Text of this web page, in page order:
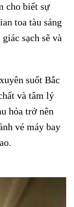
cho biết sự
toa tàu sáng
sạch sẽ và
suốt Bắc
và tâm lý
hỏa trở nên
vé máy bay